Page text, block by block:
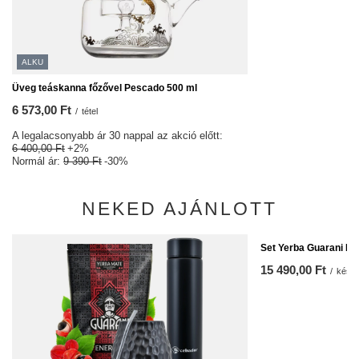
ALKU
Üveg teáskanna főzővel Pescado 500 ml
6 573,00 Ft / tétel
A legalacsonyabb ár 30 nappal az akció előtt:
6 400,00 Ft +2%
Normál ár: 9 390 Ft -30%
NEKED AJÁNLOTT
Set Yerba Guarani
15 490,00 Ft /